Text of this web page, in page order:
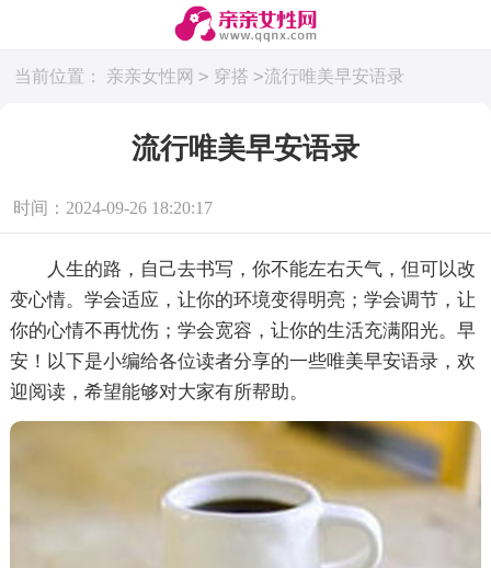
当前位置： 亲亲女性网 > 穿搭 >流行唯美早安语录
流行唯美早安语录
时间：2024-09-26 18:20:17
人生的路，自己去书写，你不能左右天气，但可以改
变心情。学会适应，让你的环境变得明亮；学会调节，让
你的心情不再忧伤；学会宽容，让你的生活充满阳光。早
安！以下是小编给各位读者分享的一些唯美早安语录，欢
迎阅读，希望能够对大家有所帮助。